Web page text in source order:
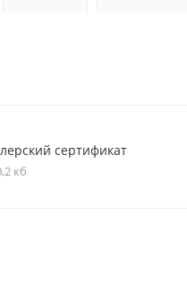
сертификат
кб